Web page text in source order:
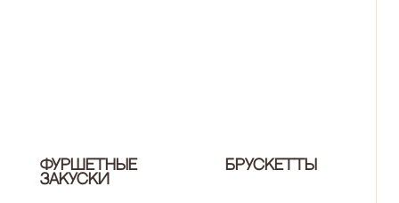
Фуршетные
закуски
Брускетты